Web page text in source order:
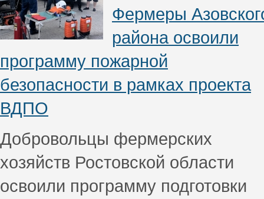
Фермеры
района освоили
программу пожарной
безопасности в рамках проекта
ВДПО
Добровольцы фермерских
хозяйств Ростовской области
освоили программу подготовки